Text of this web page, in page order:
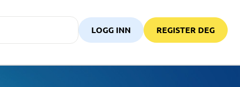
LOGG INN REGISTER DEG